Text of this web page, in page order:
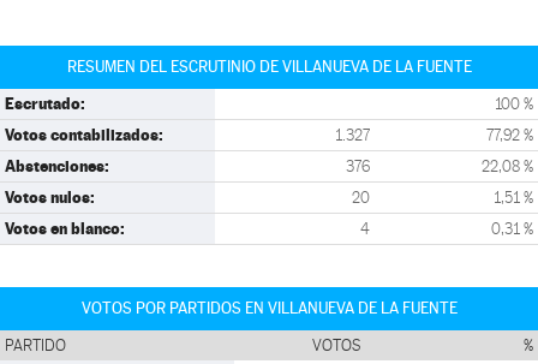
RESUMEN DEL ESCRUTINIO DE VILLANUEVA DE LA FUENTE
Escrutado: 100 %
Votos contabilizados: 1.327 77,92 %
Abstenciones: 376 22,08 %
Votos nulos: 20 1,51 %
Votos en blanco: 4 0,31 %
VOTOS POR PARTIDOS EN VILLANUEVA DE LA FUENTE
PARTIDO VOTOS %